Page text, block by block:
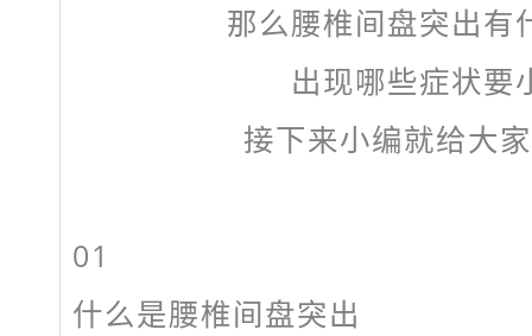
那么腰椎间盘突出有
出现哪些症状要
接下来小编就给大
01
什么是腰椎间盘突出